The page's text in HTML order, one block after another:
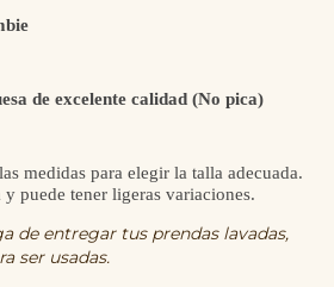
de excelente calidad (No pica)
medidas para elegir la talla adecuada.
y puede tener ligeras variaciones.
de entregar tus prendas lavadas,
ser usadas.